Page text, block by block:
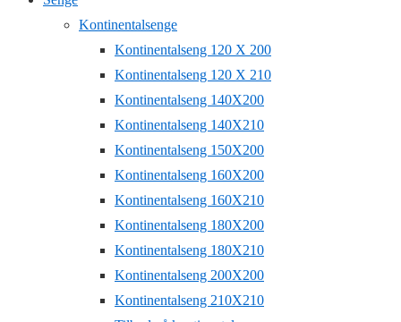
Kontinentalsenge
Kontinentalseng 120 X 200
Kontinentalseng 120 X 210
Kontinentalseng 140X200
Kontinentalseng 140X210
Kontinentalseng 150X200
Kontinentalseng 160X200
Kontinentalseng 160X210
Kontinentalseng 180X200
Kontinentalseng 180X210
Kontinentalseng 200X200
Kontinentalseng 210X210